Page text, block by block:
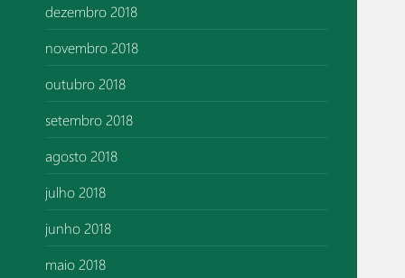
dezembro 2018
novembro 2018
outubro 2018
setembro 2018
agosto 2018
julho 2018
junho 2018
maio 2018